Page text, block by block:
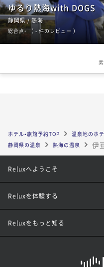
ゆるり熱海with DOGS
静岡県 / 熱海
総合点-（ - 件のレビュー ）
ホテル•旅館予約TOP 温泉地のホ
静岡県の温泉
熱海の温泉 伊
Reluxへようこそ
Reluxを体験する
Reluxをもっと知る